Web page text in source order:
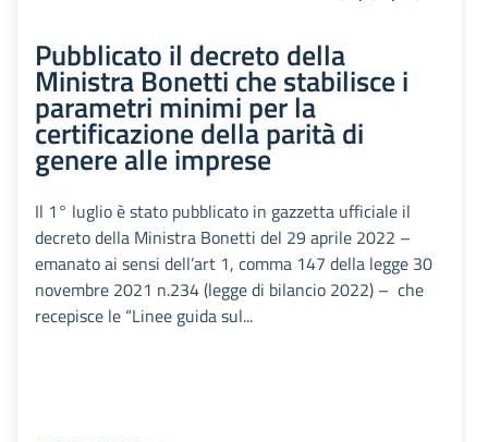
Pubblicato il decreto della
Ministra Bonetti che stabilisce i
parametri minimi per la
certificazione della parità di
genere alle imprese
Il 1° luglio è stato pubblicato in gazzetta ufficiale il
decreto della Ministra Bonetti del 29 aprile 2022 –
emanato ai sensi dell’art 1, comma 147 della legge 30
novembre 2021 n.234 (legge di bilancio 2022) – che
recepisce le “Linee guida sul...